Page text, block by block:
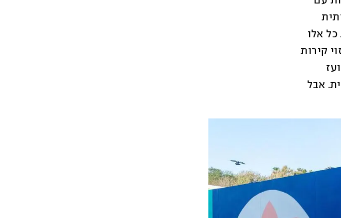
ציורים בקנה מידה גדול כשברור שלא מדובר בעבודת אמנות מחתרתית
לא קורים במקרה – בערים גדולות בכל העולם החלה מגמה של כיסוי קירות